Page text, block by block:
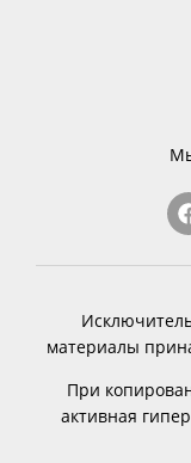
материалы
При
активная